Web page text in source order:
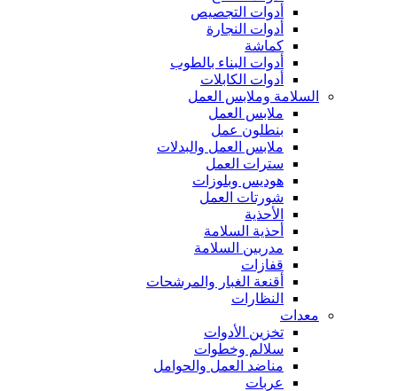
أدوات التجصيص
أدوات النجارة
كماشة
أدوات البناء بالطوب
أدوات الكابلات
السلامة وملابس العمل
ملابس العمل
بنطلون عمل
ملابس العمل والبدلات
سترات العمل
هوديس وبلوزات
شورتات العمل
الأحذية
أحذية السلامة
مدربين السلامة
قفازات
أقنعة الغبار والمرشحات
النظارات
معدات
تخزين الأدوات
سلالم وخطوات
مناضد العمل والحوامل
عربات